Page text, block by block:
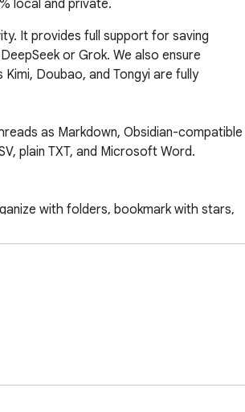
local and private.
It provides full support for saving
or Grok. We also ensure
Doubao, and Tongyi are fully
as Markdown, Obsidian-compatible
plain TXT, and Microsoft Word.
with folders, bookmark with stars,
ChatGPT to Claude or Grok) with one
outputs) on-the-fly when